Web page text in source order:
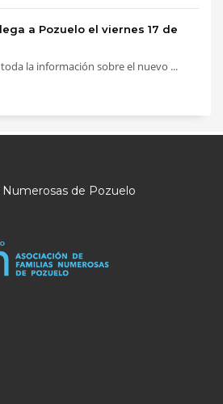
a Pozuelo el viernes 17 de
la información sobre el nuevo ...
de Pozuelo